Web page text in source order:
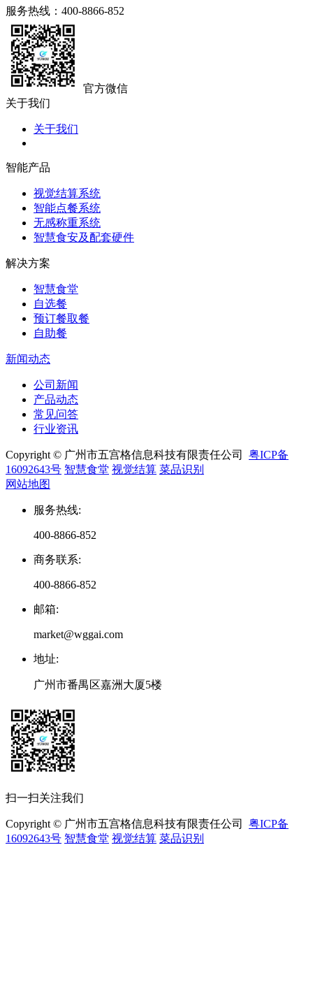
服务热线：400-8866-852
官方微信
关于我们
关于我们
智能产品
视觉结算系统
智能点餐系统
无感称重系统
智慧食安及配套硬件
解决方案
智慧食堂
自选餐
预订餐取餐
自助餐
新闻动态
公司新闻
产品动态
常见问答
行业资讯
Copyright © 广州市五宫格信息科技有限责任公司 粤ICP备
16092643号 智慧食堂 视觉结算 菜品识别
网站地图
服务热线:
400-8866-852
商务联系:
400-8866-852
邮箱:
market@wggai.com
地址:
广州市番禺区嘉洲大厦5楼
扫一扫关注我们
Copyright © 广州市五宫格信息科技有限责任公司 粤ICP备
16092643号 智慧食堂 视觉结算 菜品识别